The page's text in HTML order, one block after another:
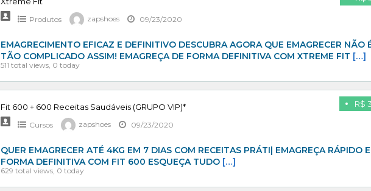
Produtos zapshoes 09/23/2020
EMAGRECIMENTO EFICAZ E DEFINITIVO DESCUBRA AGORA QUE EMAGRECER NÃO
TÃO COMPLICADO ASSIM! EMAGREÇA DE FORMA DEFINITIVA COM XTREME FIT […]
511 total views, 0 today
R$
Fit 600 + 600 Receitas Saudáveis (GRUPO VIP)*
Cursos zapshoes 09/23/2020
QUER EMAGRECER ATÉ 4KG EM 7 DIAS COM RECEITAS PRÁTI| EMAGREÇA RÁPIDO
FORMA DEFINITIVA COM FIT 600 ESQUEÇA TUDO […]
629 total views, 0 today